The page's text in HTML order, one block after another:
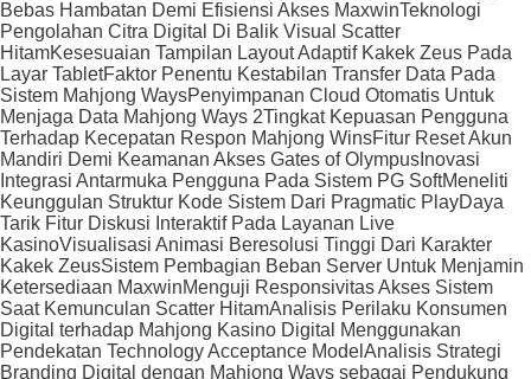
Bebas Hambatan Demi Efisiensi Akses MaxwinTeknologi
Pengolahan Citra Digital Di Balik Visual Scatter
HitamKesesuaian Tampilan Layout Adaptif Kakek Zeus Pada
Layar TabletFaktor Penentu Kestabilan Transfer Data Pada
Sistem Mahjong WaysPenyimpanan Cloud Otomatis Untuk
Menjaga Data Mahjong Ways 2Tingkat Kepuasan Pengguna
Terhadap Kecepatan Respon Mahjong WinsFitur Reset Akun
Mandiri Demi Keamanan Akses Gates of Olympus Inovasi
Integrasi Antarmuka Pengguna Pada Sistem PG SoftMeneliti
Keunggulan Struktur Kode Sistem Dari Pragmatic PlayDaya
Tarik Fitur Diskusi Interaktif Pada Layanan Live
KasinoVisualisasi Animasi Beresolusi Tinggi Dari Karakter
Kakek ZeusSistem Pembagian Beban Server Untuk Menjamin
Ketersediaan MaxwinMenguji Responsivitas Akses Sistem
Saat Kemunculan Scatter HitamAnalisis Perilaku Konsumen
Digital terhadap Mahjong Kasino Digital Menggunakan
Pendekatan Technology Acceptance Model Analisis Strategi
Branding Digital dengan Mahjong Ways sebagai Pendukung